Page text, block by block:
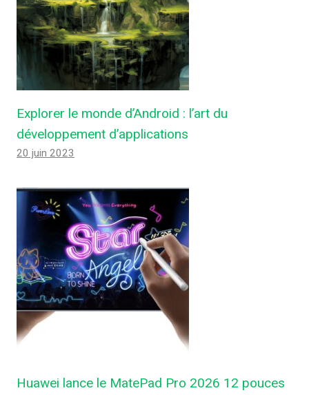
Explorer le monde d’Android : l’art du
développement d’applications
20 juin 2023
Huawei lance le MatePad Pro 2026 12 pouces